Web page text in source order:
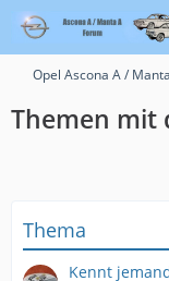
Opel Ascona A /
Themen mit
Thema
Kennt